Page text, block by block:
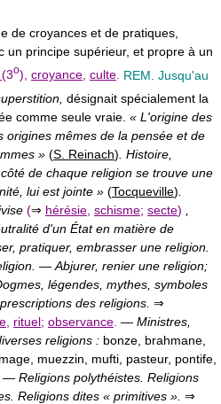
de croyances et de pratiques,
un principe supérieur, et propre à un
(3o), croyance, culte. REM. Jusqu'au
désignait spécialement la
comme seule vraie. « L'origine des
origines mêmes de la pensée et de
» (S. Reinach) . Histoire,
de chaque religion se trouve une
lui est jointe » (Tocqueville)
(⇒ hérésie schisme; secte)
d'un État en matière de
pratiquer, embrasser une religion.
— Abjurer, renier une religion;
légendes, mythes, symboles
des religions. ⇒
rituel; observance — Ministres,
religions : bonze, brahmane,
muezzin, mufti, pasteur, pontife,
— Religions polythéistes. Religions
Religions dites « primitives ». ⇒